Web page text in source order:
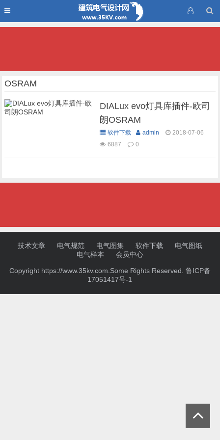
OSRAM
DIALux evo灯具库插件-欧司
朗OSRAM
软件下载 admin
2018-07-06
6887
0
技术文章 电气规范 电气图集 软件下载
电气图纸
电气样本
会员中心
Copyright https://www.35kv.com.Some Rights Reserved. 鲁ICP备
17051417号-1